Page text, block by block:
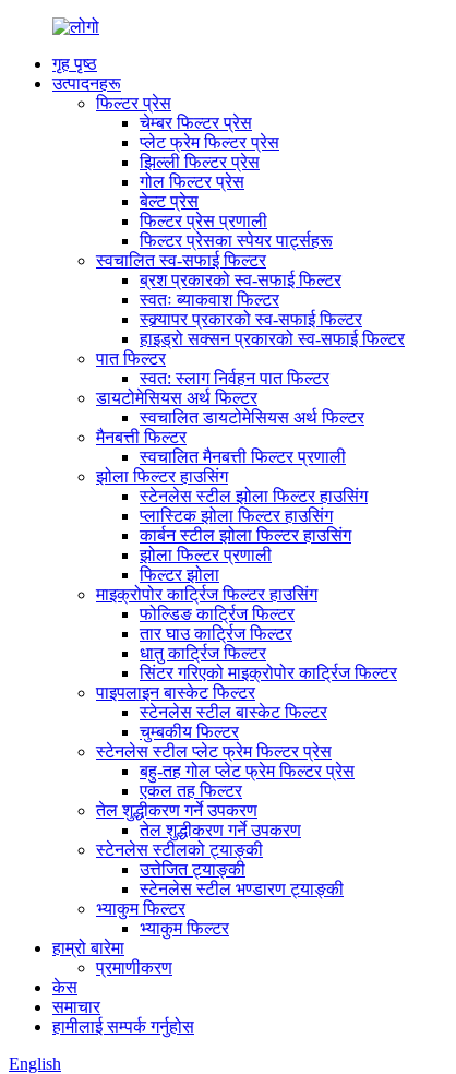
गृह पृष्ठ
उत्पादनहरू
फिल्टर प्रेस
चेम्बर फिल्टर प्रेस
प्लेट फ्रेम फिल्टर प्रेस
झिल्ली फिल्टर प्रेस
गोल फिल्टर प्रेस
बेल्ट प्रेस
फिल्टर प्रेस प्रणाली
फिल्टर प्रेसका स्पेयर पार्ट्सहरू
स्वचालित स्व-सफाई फिल्टर
ब्रश प्रकारको स्व-सफाई फिल्टर
स्वतः ब्याकवाश फिल्टर
स्क्र्यापर प्रकारको स्व-सफाई फिल्टर
हाइड्रो सक्सन प्रकारको स्व-सफाई फिल्टर
पात फिल्टर
स्वत: स्लाग निर्वहन पात फिल्टर
डायटोमेसियस अर्थ फिल्टर
स्वचालित डायटोमेसियस अर्थ फिल्टर
मैनबत्ती फिल्टर
स्वचालित मैनबत्ती फिल्टर प्रणाली
झोला फिल्टर हाउसिंग
स्टेनलेस स्टील झोला फिल्टर हाउसिंग
प्लास्टिक झोला फिल्टर हाउसिंग
कार्बन स्टील झोला फिल्टर हाउसिंग
झोला फिल्टर प्रणाली
फिल्टर झोला
माइक्रोपोर कार्ट्रिज फिल्टर हाउसिंग
फोल्डिङ कार्ट्रिज फिल्टर
तार घाउ कार्ट्रिज फिल्टर
धातु कार्ट्रिज फिल्टर
सिंटर गरिएको माइक्रोपोर कार्ट्रिज फिल्टर
पाइपलाइन बास्केट फिल्टर
स्टेनलेस स्टील बास्केट फिल्टर
चुम्बकीय फिल्टर
स्टेनलेस स्टील प्लेट फ्रेम फिल्टर प्रेस
बहु-तह गोल प्लेट फ्रेम फिल्टर प्रेस
एकल तह फिल्टर
तेल शुद्धीकरण गर्ने उपकरण
तेल शुद्धीकरण गर्ने उपकरण
स्टेनलेस स्टीलको ट्याङ्की
उत्तेजित ट्याङ्की
स्टेनलेस स्टील भण्डारण ट्याङ्की
भ्याकुम फिल्टर
भ्याकुम फिल्टर
हाम्रो बारेमा
प्रमाणीकरण
केस
समाचार
हामीलाई सम्पर्क गर्नुहोस
English